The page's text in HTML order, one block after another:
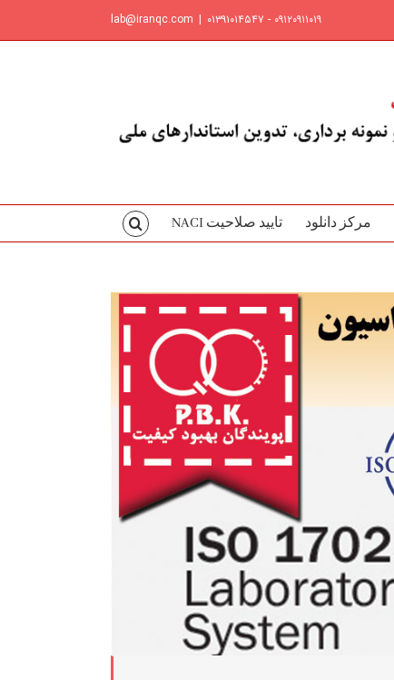
۰۹۱۲۰۹۱۱۰۱۹ - ۰۱۳۹۱۰۱۴۵۴۷ |
lab@iranqc.com
مرکز دانلود تایید صلاحیت NACI